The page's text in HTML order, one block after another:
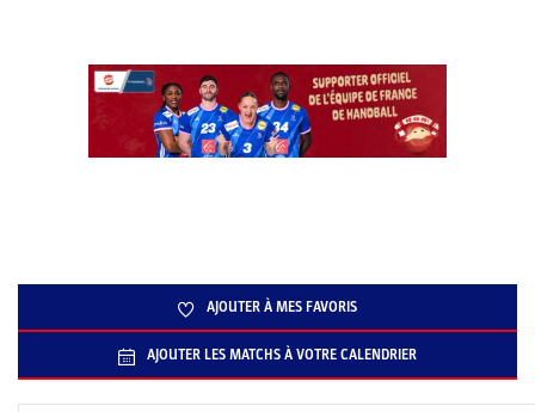
AJOUTER À MES FAVORIS
AJOUTER LES MATCHS À VOTRE CALENDRIER